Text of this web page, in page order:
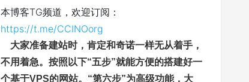
本博客TG频道，欢迎订阅：
https://t.me/CCINOorg
大家准备建站时，肯定和奇诺一样无从着手，
不用着急。按照以下“五步”就能方便的搭建好一
个基于VPS的网站。“第六步”为高级功能，大